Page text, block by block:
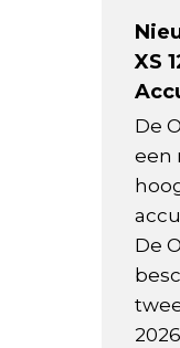
XS
De
een
De